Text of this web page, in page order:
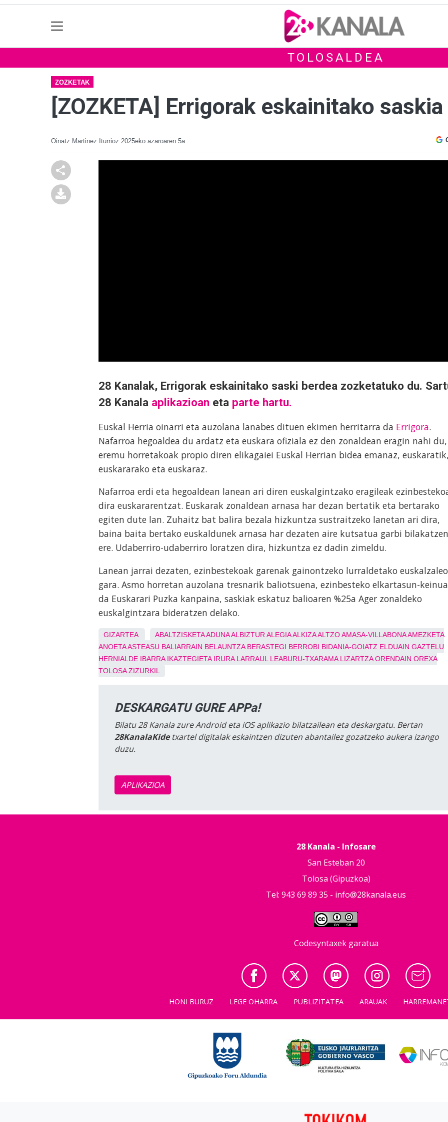
TOLOSALDEA
ZOZKETAK
[ZOZKETA] Errigorak eskainitako saskia
Oinatz Martinez Iturrioz 2025eko azaroaren 5a
28 Kanalak, Errigorak eskainitako saski berdea zozketatuko du.
28 Kanala aplikazioan eta parte hartu.
Euskal Herria oinarri eta auzolana lanabes dituen ekimen herritarra da Errigora.
Nafarroa hegoaldea du ardatz eta euskara ofiziala ez den zonaldean eragin nahi du,
eremu horretakoak propio diren elikagaiei Euskal Herrian bidea emanaz, euskaratik,
euskararako eta euskaraz.
Nafarroa erdi eta hegoaldean lanean ari diren euskalgintzako eragileak
dira euskararentzat. Euskarak zonaldean arnasa har dezan bertatik eta bertarako
egiten dute lan. Zuhaitz bat balira bezala hizkuntza sustraitzeko lanetan ari dira,
baina baita bertako euskaldunek arnasa har dezaten aire kutsatua garbi bilakatzen
ere. Udaberriro-udaberriro loratzen dira, hizkuntza ez dadin zimeldu.
Lanean jarrai dezaten, ezinbestekoak garenak gainontzeko lurraldetako
gara. Asmo horretan auzolana tresnarik baliotsuena, ezinbesteko elkartasun-keinua
da Euskarari Puzka kanpaina, saskiak eskatuz balioaren %25a Ager zonaldeko
euskalgintzara bideratzen delako.
GIZARTEA ABALTZISKETAADUNAALBIZTUR ALEGIAALKIZAALTZOAMASA-VILLABONAAMEZKETA
ANOETAASTEASU BALIARRAIN BELAUNTZA BERASTEGI BERROBI BIDANIA-GOIATZ ELDUAIN GAZTELU
HERNIALDE IBARRA IKAZTEGIETA IRURA LARRAUL LEABURU-TXARAMA LIZARTZA ORENDAIN OREXA
TOLOSA ZIZURKIL
DESKARGATU GURE APPa!
Bilatu 28 Kanala zure Android eta iOS aplikazio bilatzailean eta deskargatu. Bertan
28KanalaKidetxartel digitalak eskaintzen dizuten abantailez gozatzeko aukera izango
duzu.
APLIKAZIOA
28 Kanala - Infosare
San Esteban 20
Tolosa (Gipuzkoa)
Tel: 943 69 89 35 - info@28kanala.eus
Codesyntaxek garatua
HONI BURUZ LEGE OHARRA PUBLIZITATEA ARAUAK